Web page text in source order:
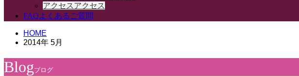
アクセス アクセス
FAQよくあるご質問
HOME
2014年 5月
Blogブログ